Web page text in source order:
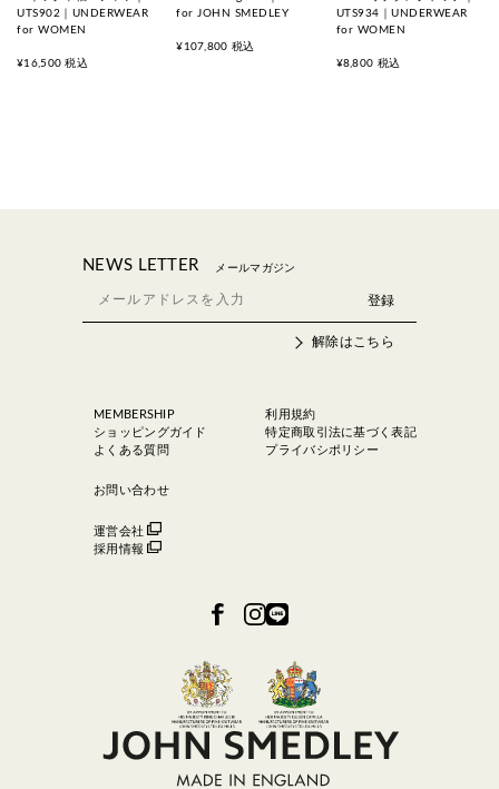
UTS902｜UNDERWEAR
for WOMEN
¥16,500 税込
for JOHN SMEDLEY
¥107,800 税込
UTS934｜UNDERWEAR
for WOMEN
¥8,800 税込
NEWS LETTER メールマガジン
解除はこちら
MEMBERSHIP
ショッピングガイド
よくある質問
お問い合わせ
運営会社
採用情報
利用規約
特定商取引法に基づく表記
プライバシポリシー